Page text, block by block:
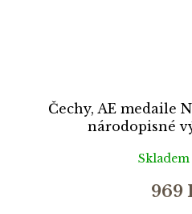
Čechy, AE medaile
národopisné
Skladem
969